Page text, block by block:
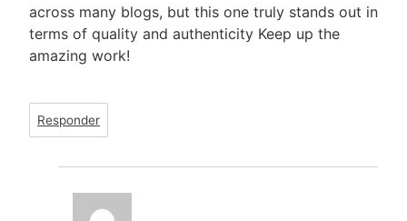
across many blogs, but this one truly stands out in
terms of quality and authenticity Keep up the
amazing work!
Responder